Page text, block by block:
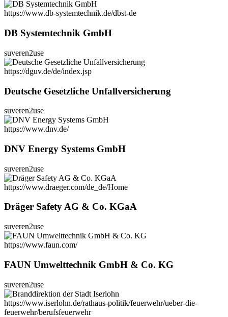
https://www.db-systemtechnik.de/dbst-de
DB Systemtechnik GmbH
suveren2use
https://dguv.de/de/index.jsp
Deutsche Gesetzliche Unfallversicherung
suveren2use
https://www.dnv.de/
DNV Energy Systems GmbH
suveren2use
https://www.draeger.com/de_de/Home
Dräger Safety AG & Co. KGaA
suveren2use
https://www.faun.com/
FAUN Umwelttechnik GmbH & Co. KG
suveren2use
https://www.iserlohn.de/rathaus-politik/feuerwehr/ueber-die-
feuerwehr/berufsfeuerwehr